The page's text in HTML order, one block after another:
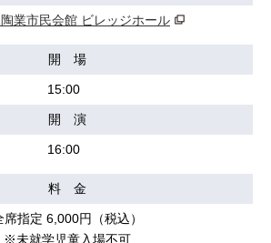
業市民会館 ビレッジホール
開 場
15:00
開 演
16:00
料 金
席指定 6,000円（税込）
※未就学児童入場不可